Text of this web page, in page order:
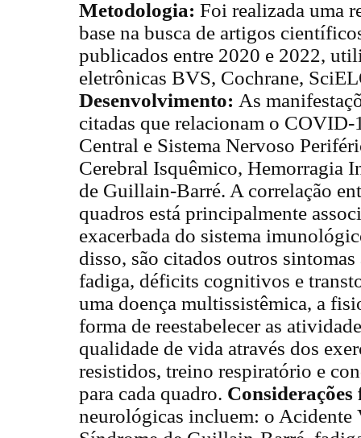
Metodologia: Foi realizada uma
base na busca de artigos
publicados entre 2020 e 2022,
eletrônicas BVS, Cochrane,
Desenvolvimento: As
citadas que relacionam o
Central e Sistema Nervoso
Cerebral Isquêmico, Hemorragia
de Guillain-Barré. A correlação
quadros está principalmente
exacerbada do sistema
disso, são citados outros
fadiga, déficits cognitivos e
uma doença multissistêmica, a
forma de reestabelecer as
qualidade de vida através dos
resistidos, treino respiratório e
para cada quadro.
neurológicas incluem: o Acidente